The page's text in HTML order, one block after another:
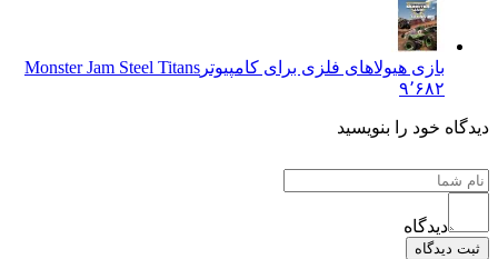
بازی هیولاهای فلزی برای کامپیوتر Monster Jam Steel Titans
۹٬۶۸۲
دیدگاه خود را بنویسید
دیدگاه
ثبت دیدگاه